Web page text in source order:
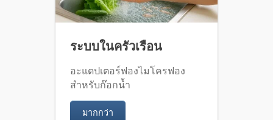
ระบบในครัวเรือน
อะแดปเตอร์ฟองไมโครฟอง
สำหรับก๊อกน้ำ
มากกว่า